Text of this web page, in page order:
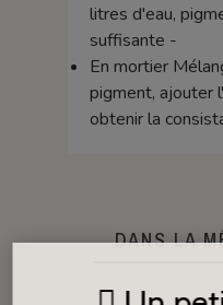
litres d'eau,
suffisante -
En mortier
pigment, ajouter
obtenir la
DANS LA